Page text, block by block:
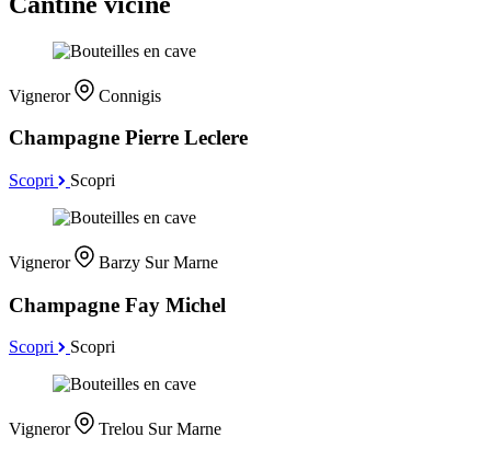
Vigneror Connigis
Champagne Pierre Leclere
Scopri Scopri
Vigneror Barzy Sur Marne
Champagne Fay Michel
Scopri Scopri
Vigneror Trelou Sur Marne